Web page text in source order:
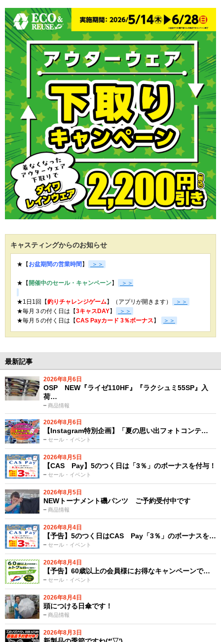
キャスティングからのお知らせ
★【 お盆期間の営業時間 】 ＞＞
★【 開催中のセール・キャンペーン】 ＞＞
★1日1回【釣りチャレンジゲーム】（アプリが開きます）
＞＞
★毎月３の付く日は【3キャスDAY】
＞＞
★毎月５の付く日は【CAS Payカード 3％ボーナス 】 ＞＞
最新記事
2026年8月6日
商品情報
OSP NEW『ライゼ110HF』『ラクシュミ55SP』入
荷…
2026年8月6日
セール・イベント
【Instagram特別企画】「夏の思い出フォトコンテ…
2026年8月5日
セール・イベント
【CAS Pay】5のつく日は「3％」のボーナスを付与！
2026年8月5日
商品情報
NEWトーナメント磯パンツ ご予約受付中です
2026年8月4日
セール・イベント
【予告】5のつく日はCAS Pay「3％」のボーナスを…
2026年8月4日
セール・イベント
【予告】60歳以上の会員様にお得なキャンペーンで…
2026年8月4日
商品情報
頭につける日傘です！
2026年8月3日